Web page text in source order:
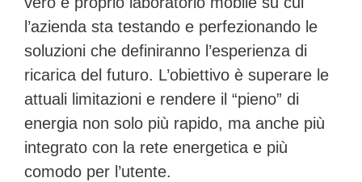
l’azienda sta testando e perfezionando le
soluzioni che definiranno l’esperienza di
ricarica del futuro. L’obiettivo è superare le
attuali limitazioni e rendere il “pieno” di
energia non solo più rapido, ma anche più
integrato con la rete energetica e più
comodo per l’utente.